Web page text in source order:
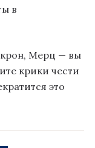
в
Мерц — вы
крики чести
это